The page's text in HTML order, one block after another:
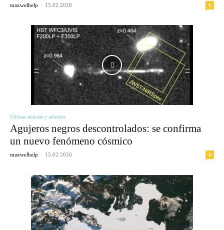
maxwelhelp - 15.02.2026 0
Últimas noticias y artículos
Agujeros negros descontrolados: se confirma
un nuevo fenómeno cósmico
maxwelhelp - 15.02.2026 0